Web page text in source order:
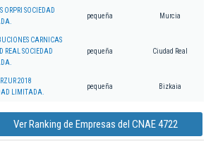
ORPRI SOCIEDAD
pequeña Murcia
CARNICAS
REAL SOCIEDAD
pequeña Ciudad Real
2018
LIMITADA.
pequeña Bizkaia
Ver Ranking de Empresas del CNAE 4722